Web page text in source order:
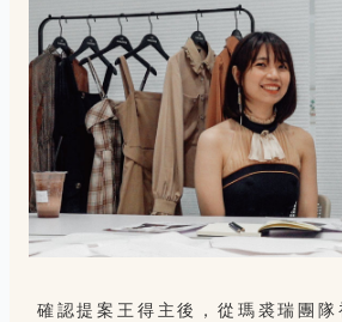
確認提案王得主後，從瑪裘瑞團隊